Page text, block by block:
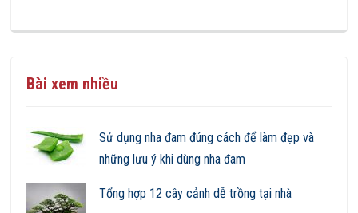
Bài xem nhiều
Sử dụng nha đam đúng cách để làm đẹp và
những lưu ý khi dùng nha đam
Tổng hợp 12 cây cảnh dễ trồng tại nhà